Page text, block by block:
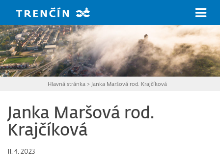
Hlavná stránka > Janka Maršová rod. Krajčíková
Janka Maršová rod.
Krajčíková
11. 4. 2023